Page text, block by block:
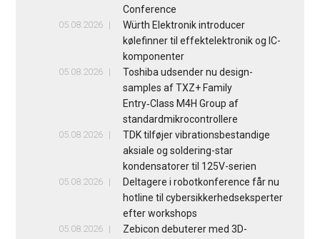
Conference
05.08.2026
Würth Elektronik introducer
kølefinner til effektelektronik og IC-
komponenter
05.08.2026
Toshiba udsender nu design-
samples af TXZ+ Family
Entry‑Class M4H Group af
standardmikrocontrollere
05.08.2026
TDK tilføjer vibrationsbestandige
aksiale og soldering-star
kondensatorer til 125V-serien
05.08.2026
Deltagere i robotkonference får nu
hotline til cybersikkerhedseksperter
efter workshops
05.08.2026
Zebicon debuterer med 3D-